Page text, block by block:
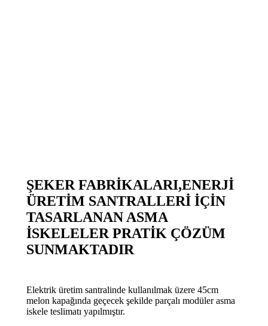
ŞEKER FABRİKALARI,ENERJİ
ÜRETİM SANTRALLERİ İÇİN
TASARLANAN ASMA
İSKELELER PRATİK ÇÖZÜM
SUNMAKTADIR
Elektrik üretim santralinde kullanılmak üzere 45cm
melon kapağında geçecek şekilde parçalı modüler asma
iskele teslimatı yapılmıştır.